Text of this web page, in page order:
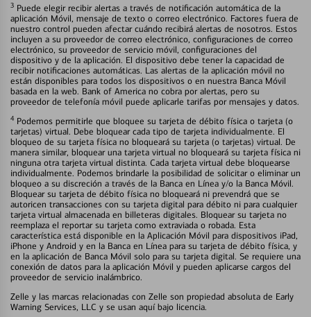
3 Puede elegir recibir alertas a través de notificación automática de la
aplicación Móvil, mensaje de texto o correo electrónico. Factores fuera de
nuestro control pueden afectar cuándo recibirá alertas de nosotros. Estos
incluyen a su proveedor de correo electrónico, configuraciones de correo
electrónico, su proveedor de servicio móvil, configuraciones del
dispositivo y de la aplicación. El dispositivo debe tener la capacidad de
recibir notificaciones automáticas. Las alertas de la aplicación móvil no
están disponibles para todos los dispositivos o en nuestra Banca Móvil
basada en la web. Bank of America no cobra por alertas, pero su
proveedor de telefonía móvil puede aplicarle tarifas por mensajes y datos.
4 Podemos permitirle que bloquee su tarjeta de débito física o tarjeta (o
tarjetas) virtual. Debe bloquear cada tipo de tarjeta individualmente. El
bloqueo de su tarjeta física no bloqueará su tarjeta (o tarjetas) virtual. De
manera similar, bloquear una tarjeta virtual no bloqueará su tarjeta física ni
ninguna otra tarjeta virtual distinta. Cada tarjeta virtual debe bloquearse
individualmente. Podemos brindarle la posibilidad de solicitar o eliminar un
bloqueo a su discreción a través de la Banca en Línea y/o la Banca Móvil.
Bloquear su tarjeta de débito física no bloqueará ni prevendrá que se
autoricen transacciones con su tarjeta digital para débito ni para cualquier
tarjeta virtual almacenada en billeteras digitales. Bloquear su tarjeta no
reemplaza el reportar su tarjeta como extraviada o robada. Esta
característica está disponible en la Aplicación Móvil para dispositivos iPad,
iPhone y Android y en la Banca en Línea para su tarjeta de débito física, y
en la aplicación de Banca Móvil solo para su tarjeta digital. Se requiere una
conexión de datos para la aplicación Móvil y pueden aplicarse cargos del
proveedor de servicio inalámbrico.
Zelle y las marcas relacionadas con Zelle son propiedad absoluta de Early
Warning Services, LLC y se usan aquí bajo licencia.